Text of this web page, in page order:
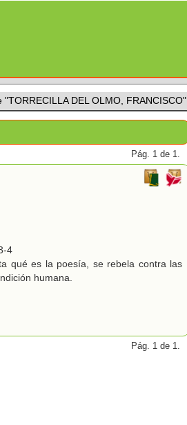
"TORRECILLA DEL OLMO, FRANCISCO"
Pág. 1 de 1.
4
qué es la poesía, se rebela contra las
humana.
Pág. 1 de 1.